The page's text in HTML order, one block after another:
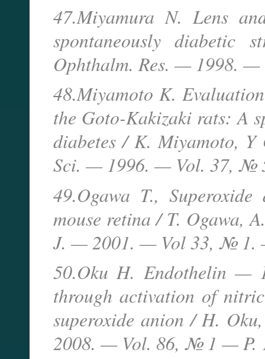
47.Miyamura N. Lens
spontaneously
Ophthalm. Res. — 1998.
48.Miyamoto K.
the Goto-Kakizaki rats: A
diabetes / K. Miyamoto,
Sci. — 1996. — Vol. 37, №
49.Ogawa T.,
mouse retina / T. Ogawa,
J. — 2001. — Vol 33, № 1.
50.Oku H. Endothelin —
through activation of
superoxide anion / H.
2008. — Vol. 86, № 1 — P.